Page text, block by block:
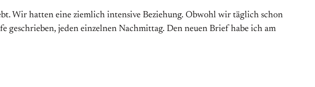
Wir hatten eine ziemlich intensive Beziehung. Obwohl wir täglich schon
jeden einzelnen Nachmittag. Den neuen Brief habe ich am